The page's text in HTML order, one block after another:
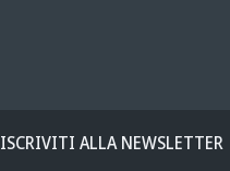
ISCRIVITI ALLA NEWSLETTER